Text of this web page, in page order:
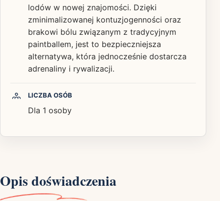
lodów w nowej znajomości. Dzięki
zminimalizowanej kontuzjogenności oraz
brakowi bólu związanym z tradycyjnym
paintballem, jest to bezpieczniejsza
alternatywa, która jednocześnie dostarcza
adrenaliny i rywalizacji.
LICZBA OSÓB
Dla 1 osoby
Opis doświadczenia